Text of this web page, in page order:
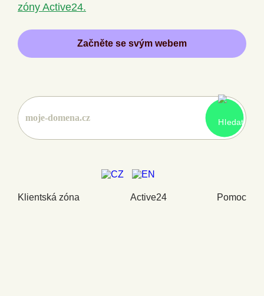
zóny Active24.
Začněte se svým webem
Klientská zóna Active24 Pomoc